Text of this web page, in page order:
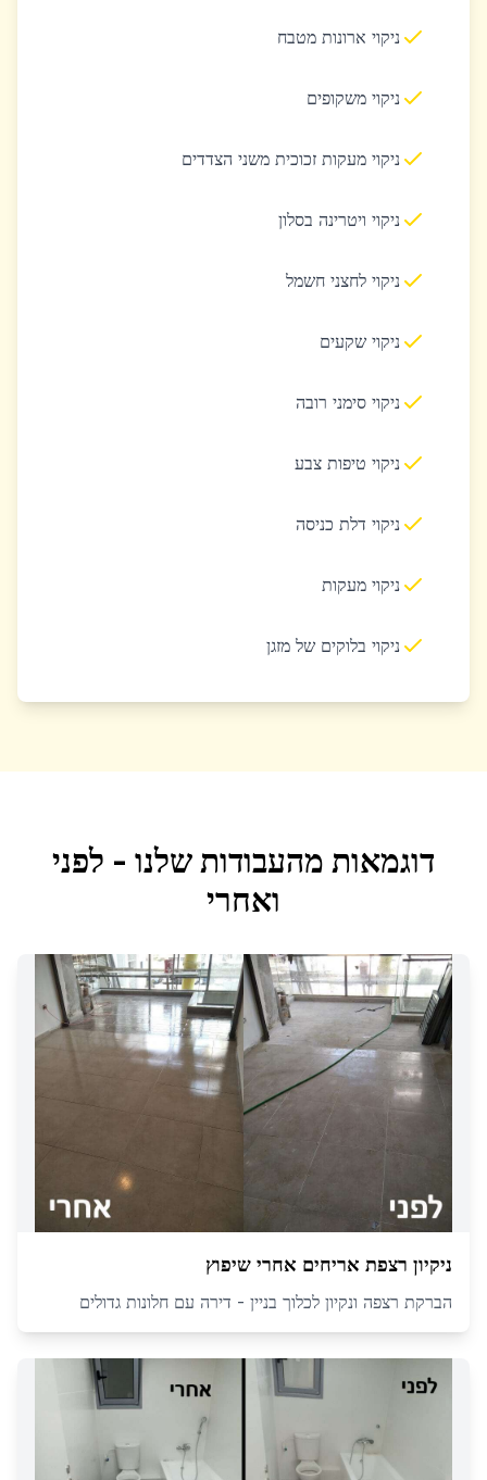
ניקוי ארונות מטבח
ניקוי משקופים
ניקוי מעקות זכוכית משני הצדדים
ניקוי ויטרינה בסלון
ניקוי לחצני חשמל
ניקוי שקעים
ניקוי סימני רובה
ניקוי טיפות צבע
ניקוי דלת כניסה
ניקוי מעקות
ניקוי בלוקים של מזגן
דוגמאות מהעבודות שלנו - לפני
ואחרי
ניקיון רצפת אריחים אחרי שיפוץ
הברקת רצפה ונקיון לכלוך בניין - דירה עם חלונות גדולים